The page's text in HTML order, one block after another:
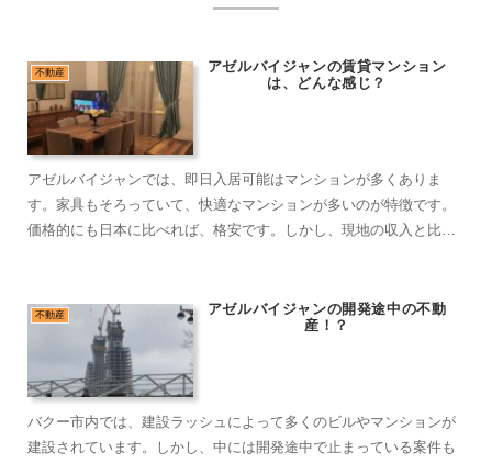
不動産
アゼルバイジャンの賃貸マンション
は、どんな感じ？
アゼルバイジャンでは、即日入居可能はマンションが多くありま
す。家具もそろっていて、快適なマンションが多いのが特徴です。
価格的にも日本に比べれば、格安です。しかし、現地の収入と比較
不動産
アゼルバイジャンの開発途中の不動
産！？
バクー市内では、建設ラッシュによって多くのビルやマンションが
建設されています。しかし、中には開発途中で止まっている案件も